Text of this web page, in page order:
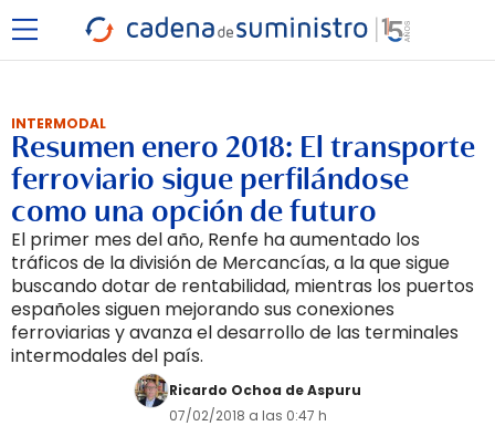
INTERMODAL
Resumen enero 2018: El transporte
ferroviario sigue perfilándose
como una opción de futuro
El primer mes del año, Renfe ha aumentado los
tráficos de la división de Mercancías, a la que sigue
buscando dotar de rentabilidad, mientras los puertos
españoles siguen mejorando sus conexiones
ferroviarias y avanza el desarrollo de las terminales
intermodales del país.
Ricardo Ochoa de Aspuru
07/02/2018 a las 0:47 h